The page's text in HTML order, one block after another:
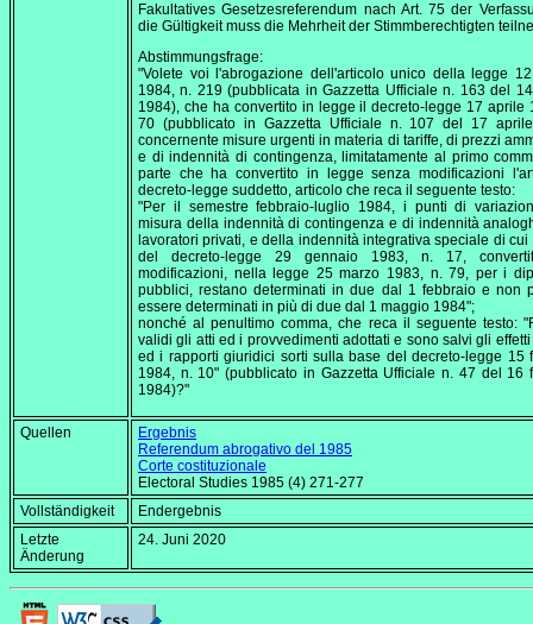
Fakultatives Gesetzesreferendum nach Art. 75 der
die Gültigkeit muss die Mehrheit der Stimmberechtigten
Abstimmungsfrage:
"Volete voi l'abrogazione dell'articolo unico della legge
1984, n. 219 (pubblicata in Gazzetta Ufficiale n. 163 del
1984), che ha convertito in legge il decreto-legge 17 aprile
70 (pubblicato in Gazzetta Ufficiale n. 107 del 17
concernente misure urgenti in materia di tariffe, di prezzi
e di indennità di contingenza, limitatamente al primo
parte che ha convertito in legge senza modificazioni
decreto-legge suddetto, articolo che reca il seguente testo:
"Per il semestre febbraio-luglio 1984, i punti di
misura della indennità di contingenza e di indennità
lavoratori privati, e della indennità integrativa speciale di cui
del decreto-legge 29 gennaio 1983, n. 17,
modificazioni, nella legge 25 marzo 1983, n. 79, per i
pubblici, restano determinati in due dal 1 febbraio e non
essere determinati in più di due dal 1 maggio 1984";
nonché al penultimo comma, che reca il seguente testo:
validi gli atti ed i provvedimenti adottati e sono salvi gli
ed i rapporti giuridici sorti sulla base del decreto-legge 15
1984, n. 10" (pubblicato in Gazzetta Ufficiale n. 47 del 16
1984)?"
Quellen
Ergebnis
Referendum abrogativo del 1985
Corte costituzionale
Electoral Studies 1985 (4) 271-277
Vollständigkeit
Endergebnis
Letzte
Änderung
24. Juni 2020